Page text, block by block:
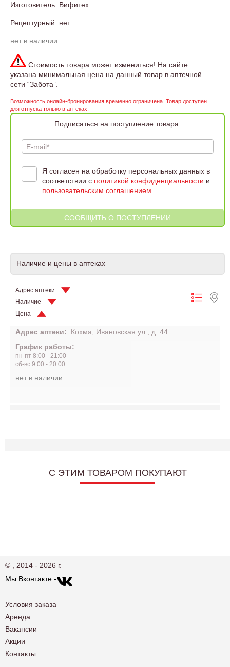
Изготовитель: Вифитех
Рецептурный: нет
нет в наличии
Стоимость товара может измениться! На сайте
указана минимальная цена на данный товар в аптечной
сети “Забота”.
Возможность онлайн-бронирования временно ограничена. Товар доступен
для отпуска только в аптеках.
Подписаться на поступление товара:
E-mail*
Я согласен на обработку персональных данных в
соответствии с политикой конфиденциальности и
пользовательским соглашением
Наличие и цены в аптеках
Адрес аптеки
Наличие
Цена
Адрес аптеки:
Кохма, Ивановская ул., д. 44
График работы:
пн-пт 8:00 - 21:00
сб-вс 9:00 - 20:00
нет в наличии
C ЭТИМ ТОВАРОМ ПОКУПАЮТ
© , 2014 - 2026 г.
Мы Вконтакте -
Условия заказа
Аренда
Вакансии
Акции
Контакты